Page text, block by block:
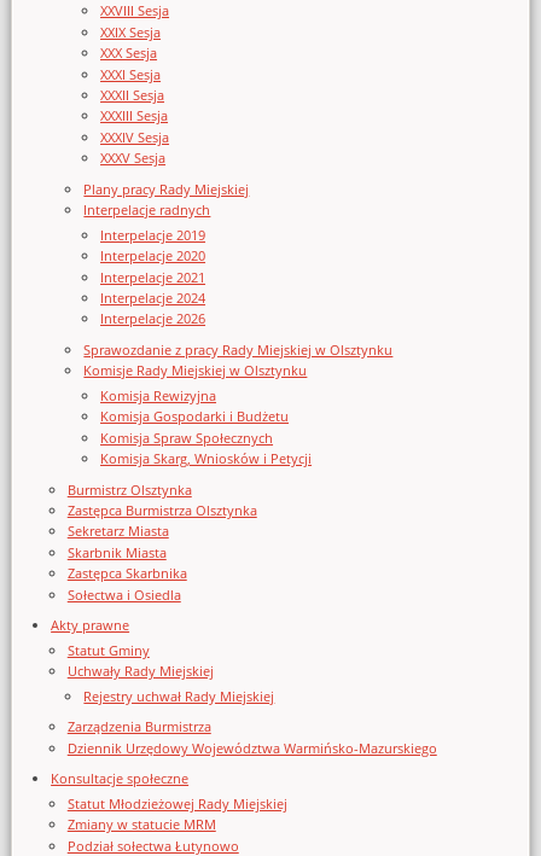
XXVIII Sesja
XXIX Sesja
XXX Sesja
XXXI Sesja
XXXII Sesja
XXXIII Sesja
XXXIV Sesja
XXXV Sesja
Plany pracy Rady Miejskiej
Interpelacje radnych
Interpelacje 2019
Interpelacje 2020
Interpelacje 2021
Interpelacje 2024
Interpelacje 2026
Sprawozdanie z pracy Rady Miejskiej w Olsztynku
Komisje Rady Miejskiej w Olsztynku
Komisja Rewizyjna
Komisja Gospodarki i Budżetu
Komisja Spraw Społecznych
Komisja Skarg, Wniosków i Petycji
Burmistrz Olsztynka
Zastępca Burmistrza Olsztynka
Sekretarz Miasta
Skarbnik Miasta
Zastępca Skarbnika
Sołectwa i Osiedla
Akty prawne
Statut Gminy
Uchwały Rady Miejskiej
Rejestry uchwał Rady Miejskiej
Zarządzenia Burmistrza
Dziennik Urzędowy Województwa Warmińsko-Mazurskiego
Konsultacje społeczne
Statut Młodzieżowej Rady Miejskiej
Zmiany w statucie MRM
Podział sołectwa Łutynowo